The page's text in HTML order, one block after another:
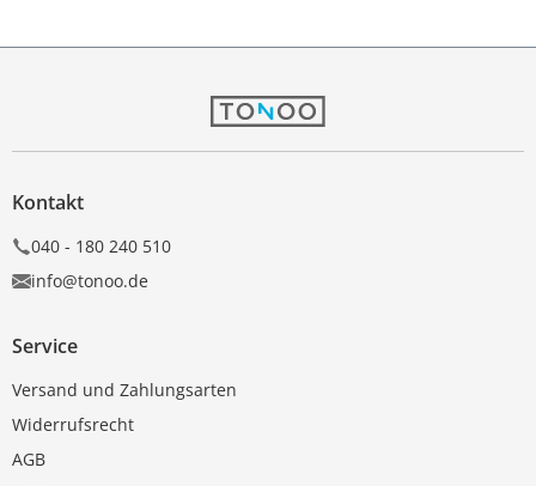
Kontakt
040 - 180 240 510
info@tonoo.de
Service
Versand und Zahlungsarten
Widerrufsrecht
AGB